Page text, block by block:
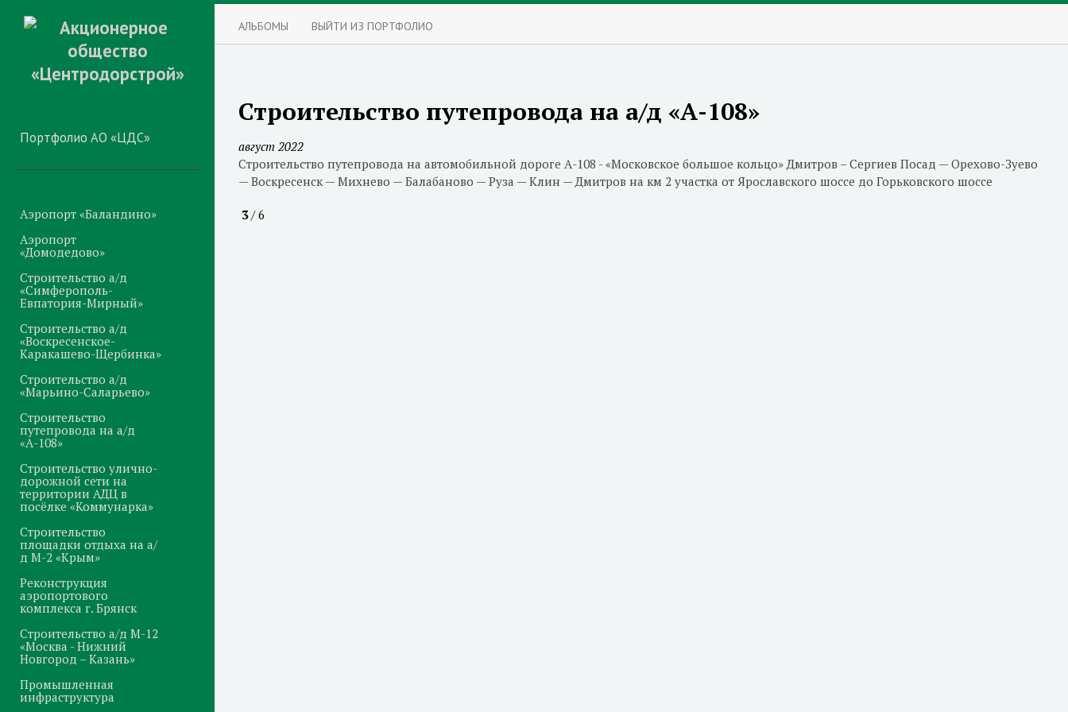
Портфолио АО «ЦДС»
Аэропорт «Баландино»
Аэропорт
«Домодедово»
Строительство а/д
«Симферополь-
Евпатория-Мирный»
Строительство а/д
«Воскресенское-
Каракашево-Щербинка»
Строительство а/д
«Марьино-Саларьево»
Строительство
путепровода на а/д
«А-108»
Строительство улично-
дорожной сети на
территории АДЦ в
посёлке «Коммунарка»
Строительство
площадки отдыха на а/
д М-2 «Крым»
Реконструкция
аэропортового
комплекса г. Брянск
Строительство а/д М-12
«Москва - Нижний
Новгород – Казань»
Промышленная
инфраструктура
АЛЬБОМЫ ВЫЙТИ ИЗ ПОРТФОЛИО
Строительство путепровода на а/д «А-108»
август 2022
Строительство путепровода на автомобильной дороге А-108 - «Московское большое кольцо» Дмитров – Сергиев Посад — Орехово-Зуево
— Воскресенск — Михнево — Балабаново — Руза — Клин — Дмитров на км 2 участка от Ярославского шоссе до Горьковского шоссе
3/ 6